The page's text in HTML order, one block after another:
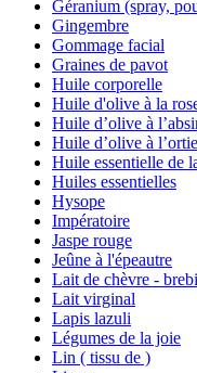
Géranium (spray,
Gingembre
Gommage facial
Graines de pavot
Huile corporelle
Huile d'olive à la
Huile d’olive à
Huile d’olive à l’ortie
Huile essentielle de
Huiles essentielles
Hysope
Impératoire
Jaspe rouge
Jeûne à l'épeautre
Lait de chèvre -
Lait virginal
Lapis lazuli
Légumes de la joie
Lin ( tissu de )